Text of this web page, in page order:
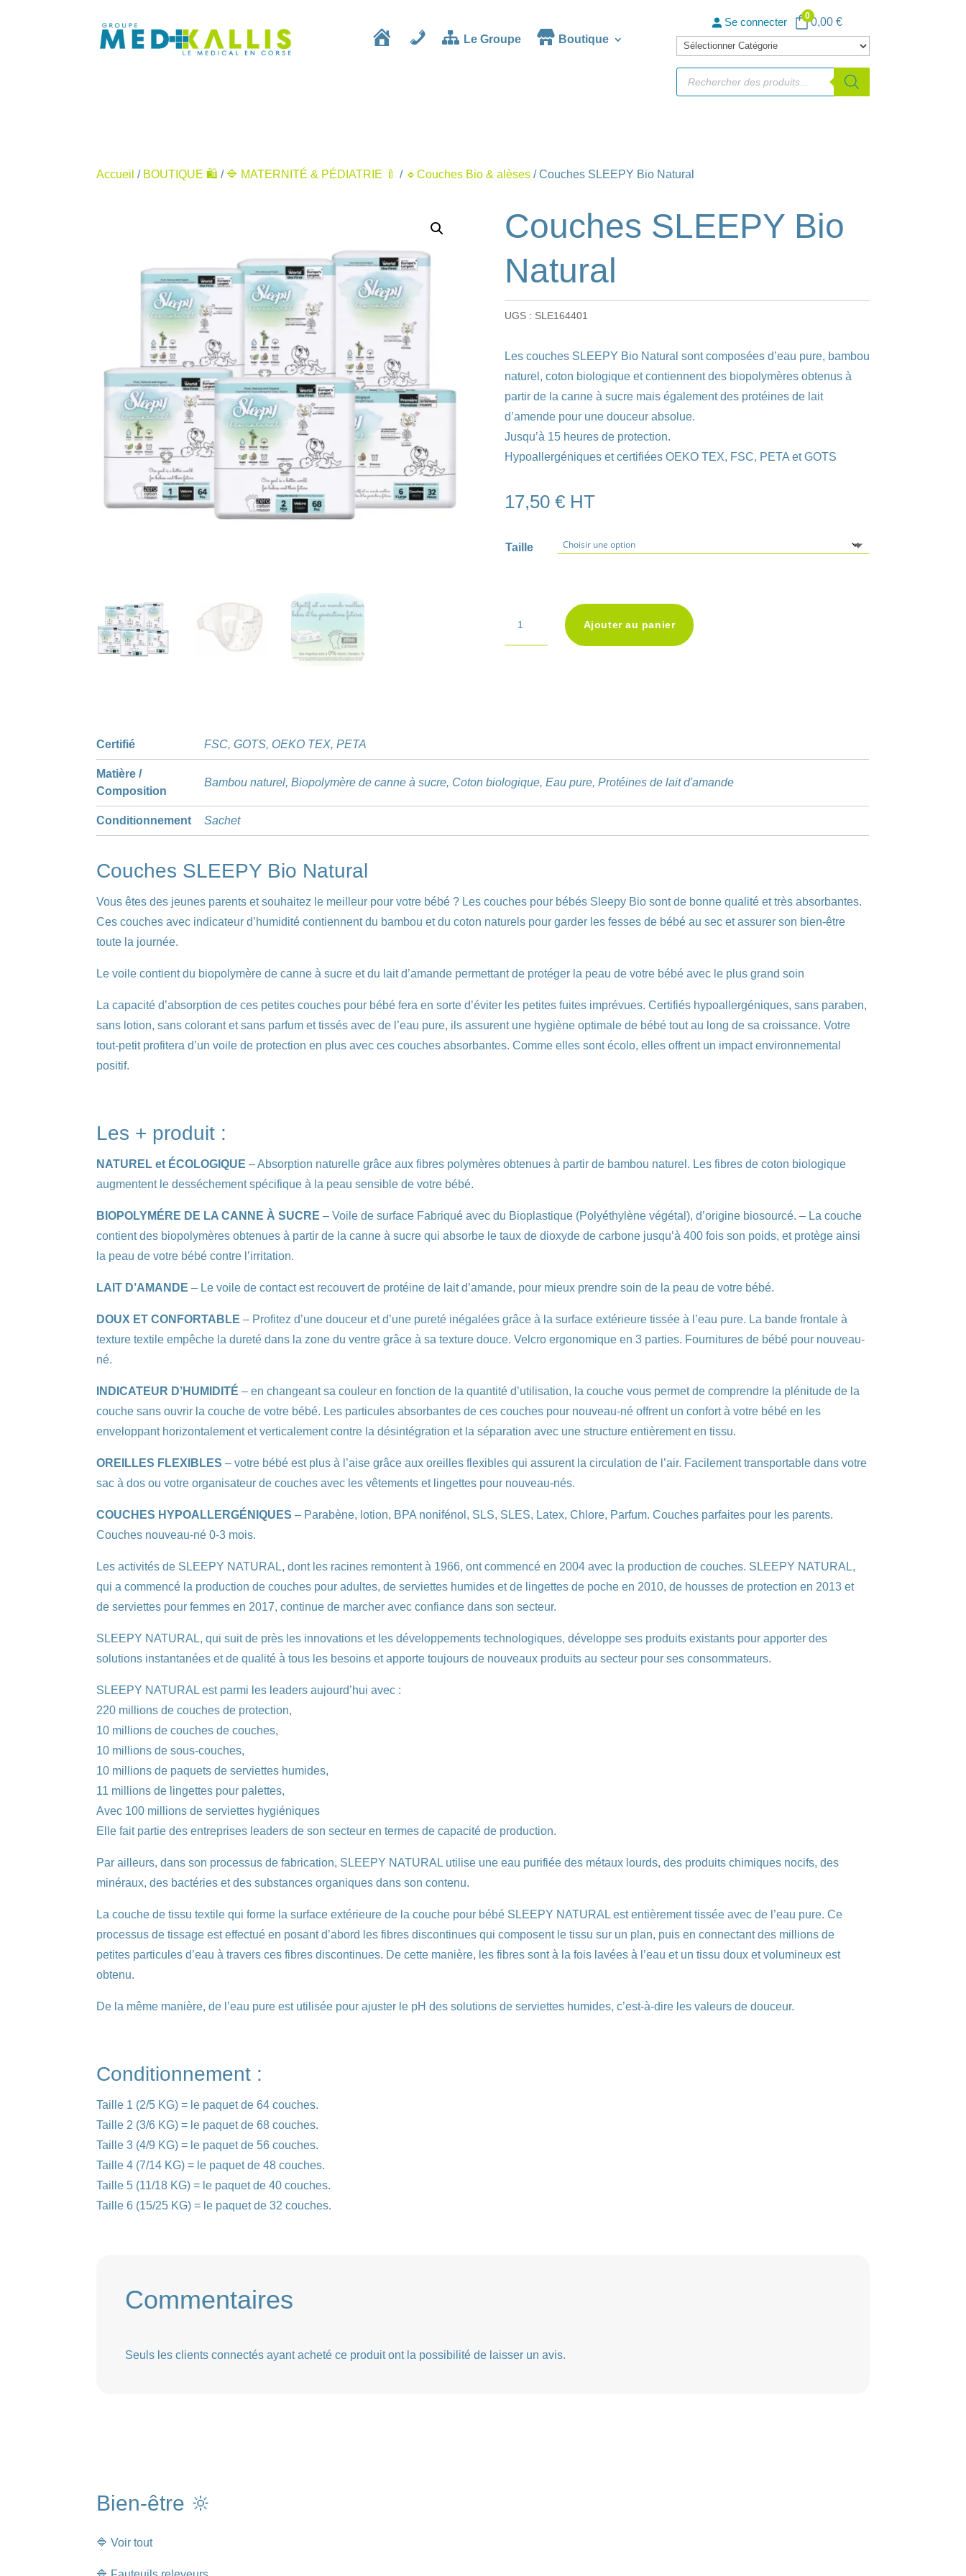
AccueilContact Le Groupe Boutique
Se connecter 00,00 €
Catégories
produits
Recherche
de
produits
Accueil / BOUTIQUE 🛍️ / 🔷 MATERNITÉ & PÉDIATRIE 🍼 / 🔹Couches Bio & alèses / Couches SLEEPY Bio Natural
Couches SLEEPY Bio
Natural
UGS : SLE164401
Les couches SLEEPY Bio Natural sont composées d’eau pure, bambou
naturel, coton biologique et contiennent des biopolymères obtenus à
partir de la canne à sucre mais également des protéines de lait
d’amende pour une douceur absolue.
Jusqu’à 15 heures de protection.
Hypoallergéniques et certifiées OEKO TEX, FSC, PETA et GOTS
17,50 € HT
Taille
Ajouter au panier
n
a
v
Certifié FSC, GOTS, OEKO TEX, PETA
Matière /
Composition
Bambou naturel, Biopolymère de canne à sucre, Coton biologique, Eau pure, Protéines de lait d'amande
Conditionnement Sachet
Couches SLEEPY Bio Natural
Vous êtes des jeunes parents et souhaitez le meilleur pour votre bébé ? Les couches pour bébés Sleepy Bio sont de bonne qualité et très absorbantes.
Ces couches avec indicateur d’humidité contiennent du bambou et du coton naturels pour garder les fesses de bébé au sec et assurer son bien-être
toute la journée.
Le voile contient du biopolymère de canne à sucre et du lait d’amande permettant de protéger la peau de votre bébé avec le plus grand soin
La capacité d’absorption de ces petites couches pour bébé fera en sorte d’éviter les petites fuites imprévues. Certifiés hypoallergéniques, sans paraben,
sans lotion, sans colorant et sans parfum et tissés avec de l’eau pure, ils assurent une hygiène optimale de bébé tout au long de sa croissance. Votre
tout-petit profitera d’un voile de protection en plus avec ces couches absorbantes. Comme elles sont écolo, elles offrent un impact environnemental
positif.
Les + produit :
NATUREL et ÉCOLOGIQUE – Absorption naturelle grâce aux fibres polymères obtenues à partir de bambou naturel. Les fibres de coton biologique
augmentent le desséchement spécifique à la peau sensible de votre bébé.
BIOPOLYMÉRE DE LA CANNE À SUCRE – Voile de surface Fabriqué avec du Bioplastique (Polyéthylène végétal), d’origine biosourcé. – La couche
contient des biopolymères obtenues à partir de la canne à sucre qui absorbe le taux de dioxyde de carbone jusqu’à 400 fois son poids, et protège ainsi
la peau de votre bébé contre l’irritation.
LAIT D’AMANDE – Le voile de contact est recouvert de protéine de lait d’amande, pour mieux prendre soin de la peau de votre bébé.
DOUX ET CONFORTABLE – Profitez d’une douceur et d’une pureté inégalées grâce à la surface extérieure tissée à l’eau pure. La bande frontale à
texture textile empêche la dureté dans la zone du ventre grâce à sa texture douce. Velcro ergonomique en 3 parties. Fournitures de bébé pour nouveau-
né.
INDICATEUR D’HUMIDITÉ – en changeant sa couleur en fonction de la quantité d’utilisation, la couche vous permet de comprendre la plénitude de la
couche sans ouvrir la couche de votre bébé. Les particules absorbantes de ces couches pour nouveau-né offrent un confort à votre bébé en les
enveloppant horizontalement et verticalement contre la désintégration et la séparation avec une structure entièrement en tissu.
OREILLES FLEXIBLES – votre bébé est plus à l’aise grâce aux oreilles flexibles qui assurent la circulation de l’air. Facilement transportable dans votre
sac à dos ou votre organisateur de couches avec les vêtements et lingettes pour nouveau-nés.
COUCHES HYPOALLERGÉNIQUES – Parabène, lotion, BPA nonifénol, SLS, SLES, Latex, Chlore, Parfum. Couches parfaites pour les parents.
Couches nouveau-né 0-3 mois.
Les activités de SLEEPY NATURAL, dont les racines remontent à 1966, ont commencé en 2004 avec la production de couches. SLEEPY NATURAL,
qui a commencé la production de couches pour adultes, de serviettes humides et de lingettes de poche en 2010, de housses de protection en 2013 et
de serviettes pour femmes en 2017, continue de marcher avec confiance dans son secteur.
SLEEPY NATURAL, qui suit de près les innovations et les développements technologiques, développe ses produits existants pour apporter des
solutions instantanées et de qualité à tous les besoins et apporte toujours de nouveaux produits au secteur pour ses consommateurs.
SLEEPY NATURAL est parmi les leaders aujourd’hui avec :
220 millions de couches de protection,
10 millions de couches de couches,
10 millions de sous-couches,
10 millions de paquets de serviettes humides,
11 millions de lingettes pour palettes,
Avec 100 millions de serviettes hygiéniques
Elle fait partie des entreprises leaders de son secteur en termes de capacité de production.
Par ailleurs, dans son processus de fabrication, SLEEPY NATURAL utilise une eau purifiée des métaux lourds, des produits chimiques nocifs, des
minéraux, des bactéries et des substances organiques dans son contenu.
La couche de tissu textile qui forme la surface extérieure de la couche pour bébé SLEEPY NATURAL est entièrement tissée avec de l’eau pure. Ce
processus de tissage est effectué en posant d’abord les fibres discontinues qui composent le tissu sur un plan, puis en connectant des millions de
petites particules d’eau à travers ces fibres discontinues. De cette manière, les fibres sont à la fois lavées à l’eau et un tissu doux et volumineux est
obtenu.
De la même manière, de l’eau pure est utilisée pour ajuster le pH des solutions de serviettes humides, c’est-à-dire les valeurs de douceur.
Conditionnement :
Taille 1 (2/5 KG) = le paquet de 64 couches.
Taille 2 (3/6 KG) = le paquet de 68 couches.
Taille 3 (4/9 KG) = le paquet de 56 couches.
Taille 4 (7/14 KG) = le paquet de 48 couches.
Taille 5 (11/18 KG) = le paquet de 40 couches.
Taille 6 (15/25 KG) = le paquet de 32 couches.
Commentaires
Seuls les clients connectés ayant acheté ce produit ont la possibilité de laisser un avis.
Bien-être 🔆
🔷 Voir tout